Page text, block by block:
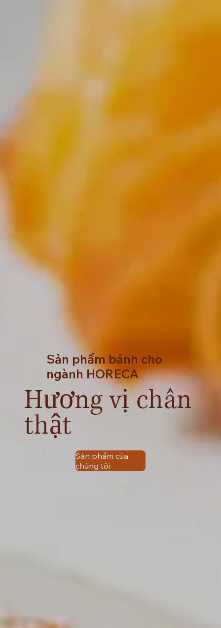
Sản phẩm bánh cho
ngành HORECA
Hương vị chân
thật
Sản phẩm của
chúng tôi